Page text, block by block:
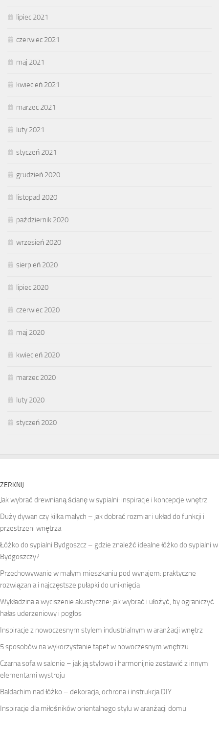
lipiec 2021
czerwiec 2021
maj 2021
kwiecień 2021
marzec 2021
luty 2021
styczeń 2021
grudzień 2020
listopad 2020
październik 2020
wrzesień 2020
sierpień 2020
lipiec 2020
czerwiec 2020
maj 2020
kwiecień 2020
marzec 2020
luty 2020
styczeń 2020
ZERKNIJ
Jak wybrać drewnianą ścianę w sypialni: inspiracje i koncepcje wnętrz
Duży dywan czy kilka małych – jak dobrać rozmiar i układ do funkcji i
przestrzeni wnętrza
Łóżko do sypialni Bydgoszcz – gdzie znaleźć idealne łóżko do sypialni w
Bydgoszczy?
Przechowywanie w małym mieszkaniu pod wynajem: praktyczne
rozwiązania i najczęstsze pułapki do uniknięcia
Wykładzina a wyciszenie akustyczne: jak wybrać i ułożyć, by ograniczyć
hałas uderzeniowy i pogłos
Inspiracje z nowoczesnym stylem industrialnym w aranżacji wnętrz
5 sposobów na wykorzystanie tapet w nowoczesnym wnętrzu
Czarna sofa w salonie – jak ją stylowo i harmonijnie zestawić z innymi
elementami wystroju
Baldachim nad łóżko – dekoracja, ochrona i instrukcja DIY
Inspiracje dla miłośników orientalnego stylu w aranżacji domu